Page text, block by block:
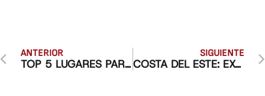
ANTERIOR
TOP 5 LUGARES PARA VIVIR EN CIUDAD DE PANAMÁ EN 2025
SIGUIENTE
COSTA DEL ESTE: EXCLUSIVA ZONA EN PANAMÁ